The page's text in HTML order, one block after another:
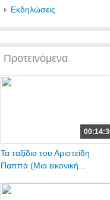
Εκδηλώσεις
Προτεινόμενα
Τα ταξίδια του Αριστείδη
Παππά (Μια εικονική...